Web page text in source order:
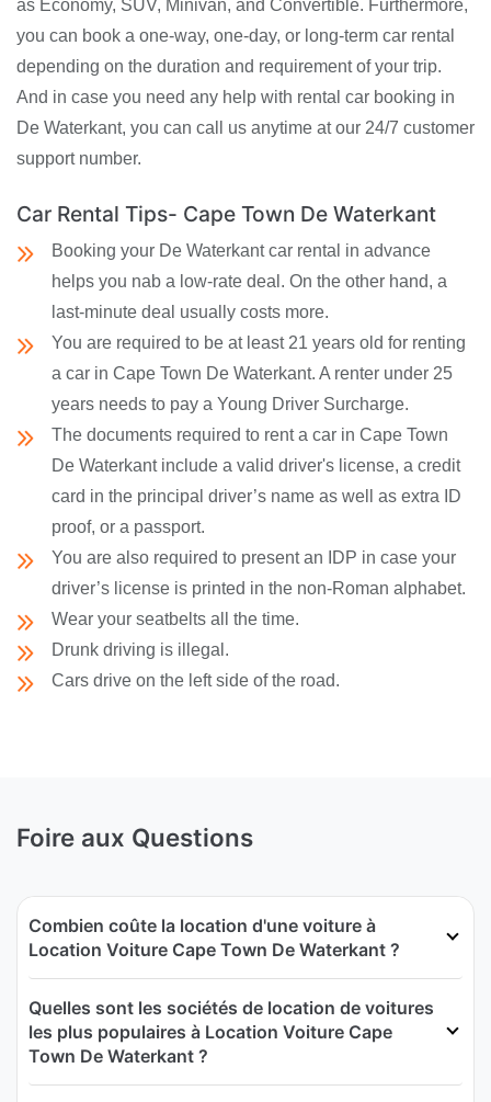
as Economy, SUV, Minivan, and Convertible. Furthermore,
you can book a one-way, one-day, or long-term car rental
depending on the duration and requirement of your trip.
And in case you need any help with rental car booking in
De Waterkant, you can call us anytime at our 24/7 customer
support number.
Car Rental Tips- Cape Town De Waterkant
Booking your De Waterkant car rental in advance
helps you nab a low-rate deal. On the other hand, a
last-minute deal usually costs more.
You are required to be at least 21 years old for renting
a car in Cape Town De Waterkant. A renter under 25
years needs to pay a Young Driver Surcharge.
The documents required to rent a car in Cape Town
De Waterkant include a valid driver's license, a credit
card in the principal driver’s name as well as extra ID
proof, or a passport.
You are also required to present an IDP in case your
driver’s license is printed in the non-Roman alphabet.
Wear your seatbelts all the time.
Drunk driving is illegal.
Cars drive on the left side of the road.
Foire aux Questions
Combien coûte la location d'une voiture à
Location Voiture Cape Town De Waterkant ?
Quelles sont les sociétés de location de voitures
les plus populaires à Location Voiture Cape
Town De Waterkant ?